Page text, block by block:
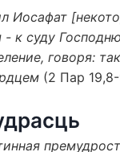
Иосафат
- к суду
говоря:
(2 Пар